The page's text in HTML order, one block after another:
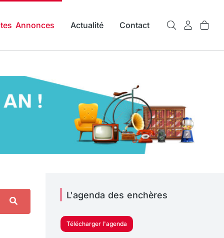
Annonces Actualité Contact
L'agenda des enchères
Télécharger l'agenda